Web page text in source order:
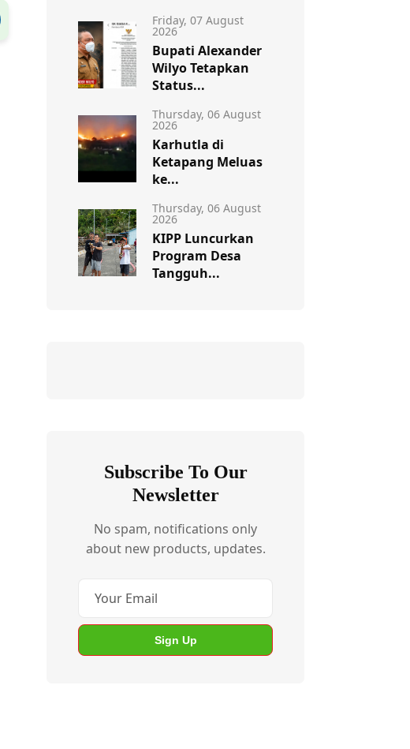
Friday, 07 August
2026
Bupati Alexander
Wilyo Tetapkan
Status...
Thursday, 06 August
2026
Karhutla di
Ketapang Meluas
ke...
Thursday, 06 August
2026
KIPP Luncurkan
Program Desa
Tangguh...
Subscribe To Our
Newsletter
No spam, notifications only
about new products, updates.
Sign Up